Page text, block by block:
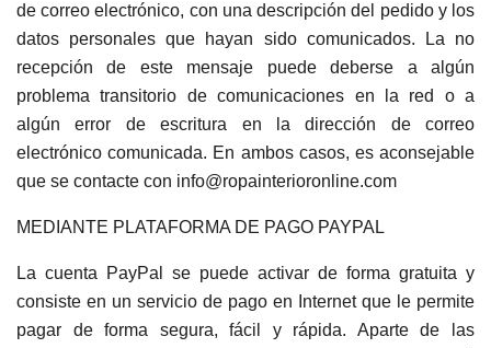
de correo electrónico, con una descripción del pedido y los
datos personales que hayan sido comunicados. La no
recepción de este mensaje puede deberse a algún
problema transitorio de comunicaciones en la red o a
algún error de escritura en la dirección de correo
electrónico comunicada. En ambos casos, es aconsejable
que se contacte con info@ropainterioronline.com
MEDIANTE PLATAFORMA DE PAGO PAYPAL
La cuenta PayPal se puede activar de forma gratuita y
consiste en un servicio de pago en Internet que le permite
pagar de forma segura, fácil y rápida. Aparte de las